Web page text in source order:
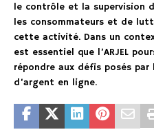
le contrôle et la supervision
les consommateurs et de
cette activité. Dans un
est essentiel que l’ARJEL
répondre aux défis posés
d’argent en ligne.